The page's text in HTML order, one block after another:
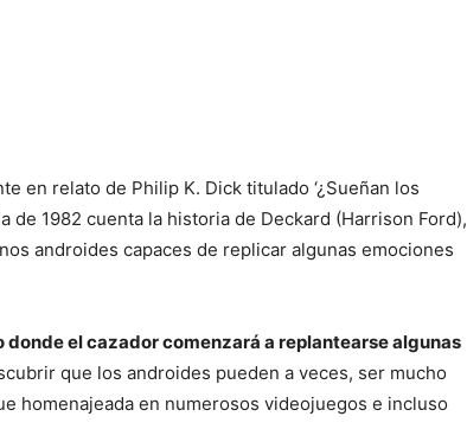
en relato de Philip K. Dick titulado ‘¿Sueñan los
de 1982 cuenta la historia de Deckard (Harrison Ford),
androides capaces de replicar algunas emociones
el cazador comenzará a replantearse algunas
que los androides pueden a veces, ser mucho
homenajeada en numerosos videojuegos e incluso